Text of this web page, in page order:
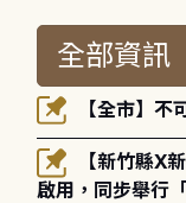
【全市】不
啟用，同步舉行